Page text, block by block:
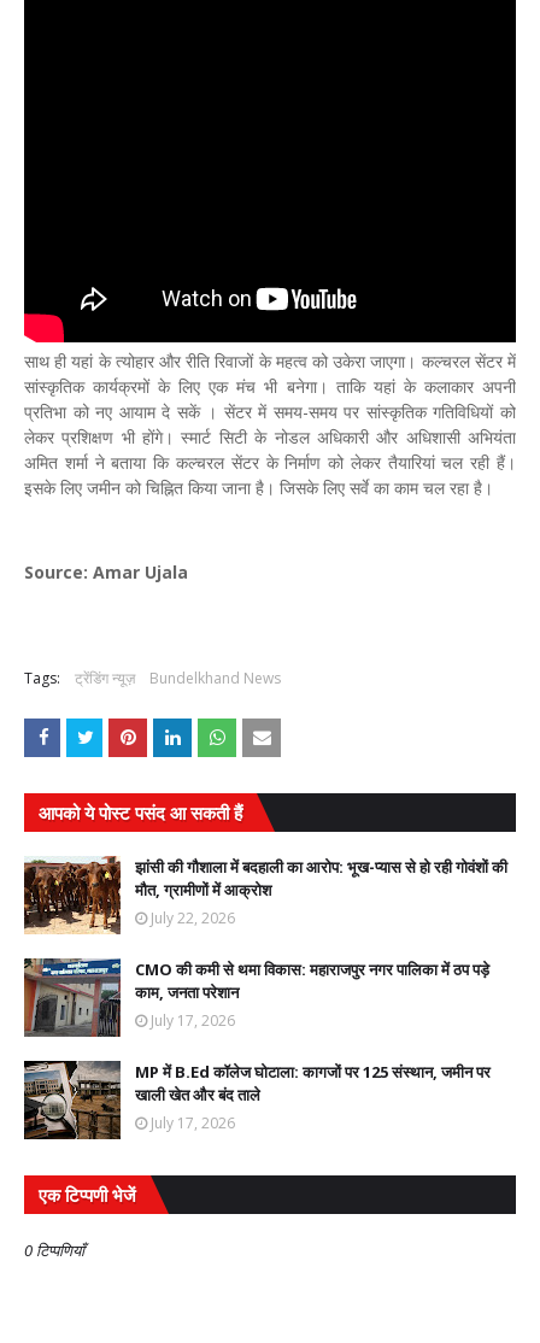
साथ ही यहां के त्योहार और रीति रिवाजों के महत्व को उकेरा जाएगा। कल्चरल सेंटर में
सांस्कृतिक कार्यक्रमों के लिए एक मंच भी बनेगा। ताकि यहां के कलाकार अपनी
प्रतिभा को नए आयाम दे सकें । सेंटर में समय-समय पर सांस्कृतिक गतिविधियों को
लेकर प्रशिक्षण भी होंगे। स्मार्ट सिटी के नोडल अधिकारी और अधिशासी अभियंता
अमित शर्मा ने बताया कि कल्चरल सेंटर के निर्माण को लेकर तैयारियां चल रही हैं।
इसके लिए जमीन को चिह्नित किया जाना है। जिसके लिए सर्वे का काम चल रहा है।
Source: Amar Ujala
Tags: ट्रेंडिंग न्यूज़ Bundelkhand News
आपको ये पोस्ट पसंद आ सकती हैं
झांसी की गौशाला में बदहाली का आरोप: भूख-प्यास से हो रही गोवंशों की
मौत, ग्रामीणों में आक्रोश
July 22, 2026
CMO की कमी से थमा विकास: महाराजपुर नगर पालिका में ठप पड़े
काम, जनता परेशान
July 17, 2026
MP में B.Ed कॉलेज घोटाला: कागजों पर 125 संस्थान, जमीन पर
खाली खेत और बंद ताले
July 17, 2026
एक टिप्पणी भेजें
0 टिप्पणियाँ